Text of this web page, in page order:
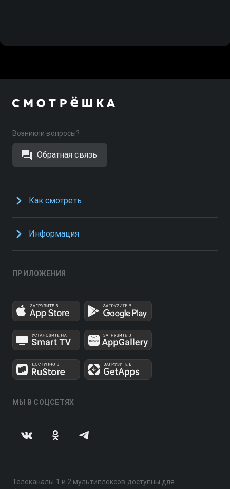
Возникли вопросы?
Обратная связь
Как смотреть
Информация
ПРИЛОЖЕНИЯ
МЫ В СОЦСЕТЯХ
Телеканалы 1 и 2 мультиплексов доступны для